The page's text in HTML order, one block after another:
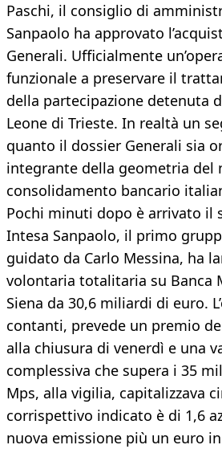
Paschi, il consiglio di
Sanpaolo ha approvato
Generali. Ufficialmente
funzionale a preservare il
della partecipazione detenuta
Leone di Trieste. In realtà un
quanto il dossier Generali sia
integrante della geometria del
consolidamento bancario
Pochi minuti dopo è arrivato il
Intesa Sanpaolo, il primo
guidato da Carlo Messina, ha
volontaria totalitaria su Banca
Siena da 30,6 miliardi di euro.
contanti, prevede un premio
alla chiusura di venerdì e una
complessiva che supera i 35
Mps, alla vigilia, capitalizzava
corrispettivo indicato è di 1,6
nuova emissione più un euro